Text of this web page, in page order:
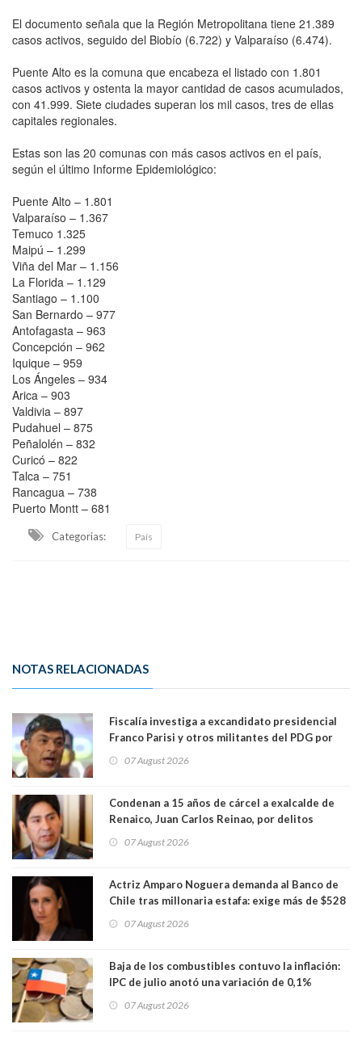
El documento señala que la Región Metropolitana tiene 21.389
casos activos, seguido del Biobío (6.722) y Valparaíso (6.474).
Puente Alto es la comuna que encabeza el listado con 1.801
casos activos y ostenta la mayor cantidad de casos acumulados,
con 41.999. Siete ciudades superan los mil casos, tres de ellas
capitales regionales.
Estas son las 20 comunas con más casos activos en el país,
según el último Informe Epidemiológico:
Puente Alto – 1.801
Valparaíso – 1.367
Temuco 1.325
Maipú – 1.299
Viña del Mar – 1.156
La Florida – 1.129
Santiago – 1.100
San Bernardo – 977
Antofagasta – 963
Concepción – 962
Iquique – 959
Los Ángeles – 934
Arica – 903
Valdivia – 897
Pudahuel – 875
Peñalolén – 832
Curicó – 822
Talca – 751
Rancagua – 738
Puerto Montt – 681
Categorias: País
NOTAS RELACIONADAS
Fiscalía investiga a excandidato presidencial
Franco Parisi y otros militantes del PDG por
07 August 2026
Condenan a 15 años de cárcel a exalcalde de
Renaico, Juan Carlos Reinao, por delitos
07 August 2026
Actriz Amparo Noguera demanda al Banco de
Chile tras millonaria estafa: exige más de $528
07 August 2026
Baja de los combustibles contuvo la inflación:
IPC de julio anotó una variación de 0,1%
07 August 2026